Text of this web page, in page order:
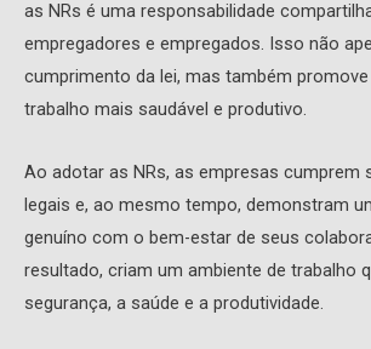
as NRs é uma responsabilidade
empregadores e empregados. Isso não
cumprimento da lei, mas também
trabalho mais saudável e produtivo.
Ao adotar as NRs, as empresas cumprem
legais e, ao mesmo tempo, demonstram
genuíno com o bem-estar de seus
resultado, criam um ambiente de trabalho
segurança, a saúde e a produtividade.